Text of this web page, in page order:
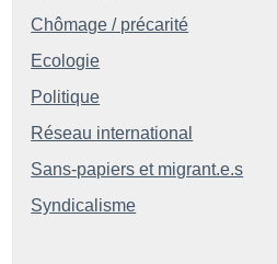
Chômage / précarité
Ecologie
Politique
Réseau international
Sans-papiers et migrant.e.s
Syndicalisme